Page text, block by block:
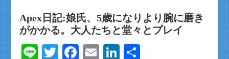
Apex日記:娘氏、5歳になりより腕に磨き
がかかる。大人たちと堂々とプレイ
LineTwitterFacebook
EmailLinkedIn